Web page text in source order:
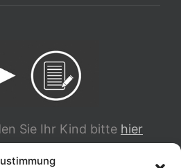
Sie Ihr Kind bitte hier